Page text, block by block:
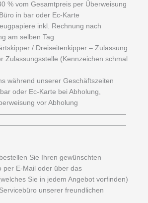
% vom Gesamtpreis per Überweisung
in bar oder Ec-Karte
inkl. Rechnung nach
am selben Tag
/ Dreiseitenkipper – Zulassung
Zulassungsstelle (Kennzeichen schmal
während unserer Geschäftszeiten
oder Ec-Karte bei Abholung,
vor Abholung
bestellen Sie Ihren gewünschten
per E-Mail oder über das
Sie in jedem Angebot vorfinden)
unserer freundlichen